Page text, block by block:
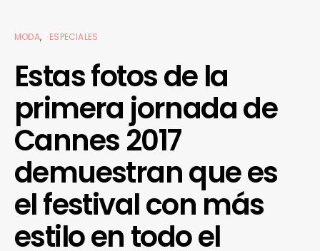
MODA ESPECIALES
Estas fotos de la
primera jornada de
Cannes 2017
demuestran que es
el festival con más
estilo en todo el